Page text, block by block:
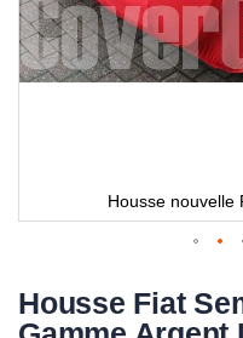
Housse nouvelle
Housse Fiat